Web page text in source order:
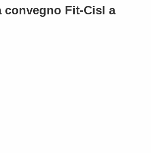
convegno Fit-Cisl a